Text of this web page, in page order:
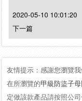
2020-05-10 10:01:20
下一篇
友情提示：感謝您瀏覽
在所瀏覽的甲級防盜子
定做該款產品請按照公